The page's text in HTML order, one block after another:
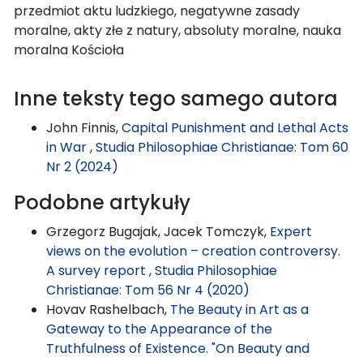
przedmiot aktu ludzkiego, negatywne zasady
moralne, akty złe z natury, absoluty moralne, nauka
moralna Kościoła
Inne teksty tego samego autora
John Finnis,Capital Punishment and Lethal Acts
in War,Studia Philosophiae Christianae: Tom 60
Nr 2 (2024)
Podobne artykuły
Grzegorz Bugajak, Jacek Tomczyk, Expert
views on the evolution – creation controversy.
A survey report ,Studia Philosophiae
Christianae: Tom 56 Nr 4 (2020)
Hovav Rashelbach, The Beauty in Art as a
Gateway to the Appearance of the
Truthfulness of Existence. "On Beauty and